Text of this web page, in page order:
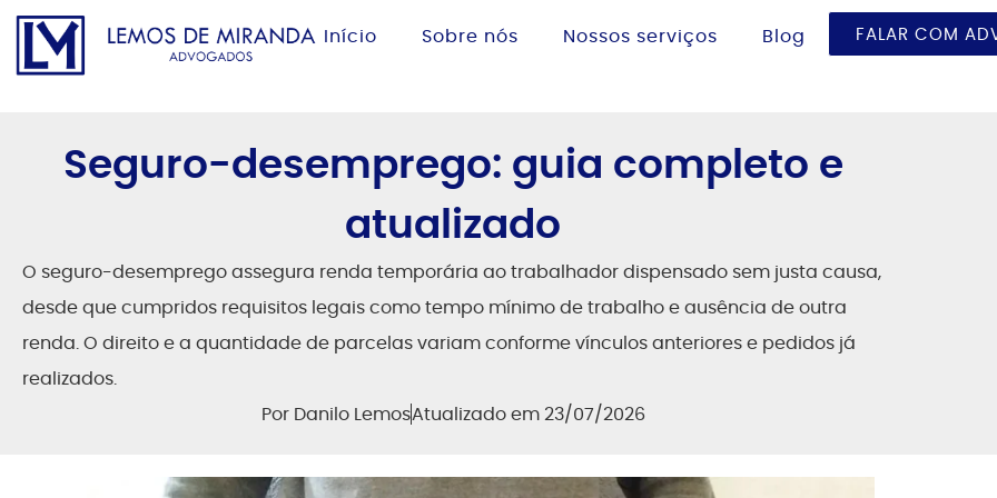
Início Sobre nós Nossos serviços Blog FALAR COM
Seguro-desemprego: guia completo e
atualizado
O seguro-desemprego assegura renda temporária ao trabalhador dispensado sem justa causa,
desde que cumpridos requisitos legais como tempo mínimo de trabalho e ausência de outra
renda. O direito e a quantidade de parcelas variam conforme vínculos anteriores e pedidos já
realizados.
PorDanilo LemosAtualizado em 23/07/2026